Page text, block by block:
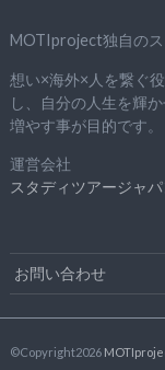
MOTIproject独自のス
想い×海外×人を繋ぐ
し、自分の人生を輝
増やす事が目的です。
運営会社
スタディツアージャ
お問い合わせ
©Copyright2026